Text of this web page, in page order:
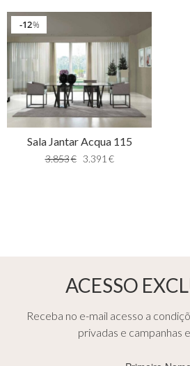
%
12
Sala Jantar Acqua 115
3.853€ 3.391 €
ACESSO
Receba no e-mail acesso a
privadas e campanhas